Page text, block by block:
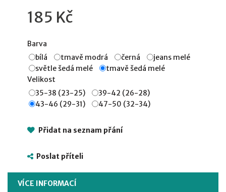
185 Kč
Barva
bílá
tmavě modrá černá
jeans melé
světle šedá melé
tmavě šedá melé
Velikost
35-38 (23-25)
39-42 (26-28)
43-46 (29-31)
47-50 (32-34)
Přidat na seznam přání
Poslat příteli
VÍCE INFORMACÍ